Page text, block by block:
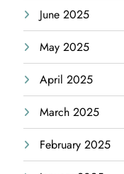
June 2025
May 2025
April 2025
March 2025
February 2025